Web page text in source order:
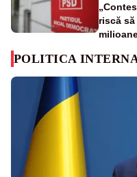
riscă
POLITICA